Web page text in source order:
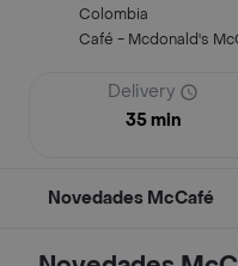
Colombia
Café - Mcdonald's
Delivery
35 min
Novedades McCafé